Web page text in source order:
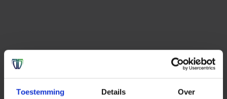
Toestemming Details Over